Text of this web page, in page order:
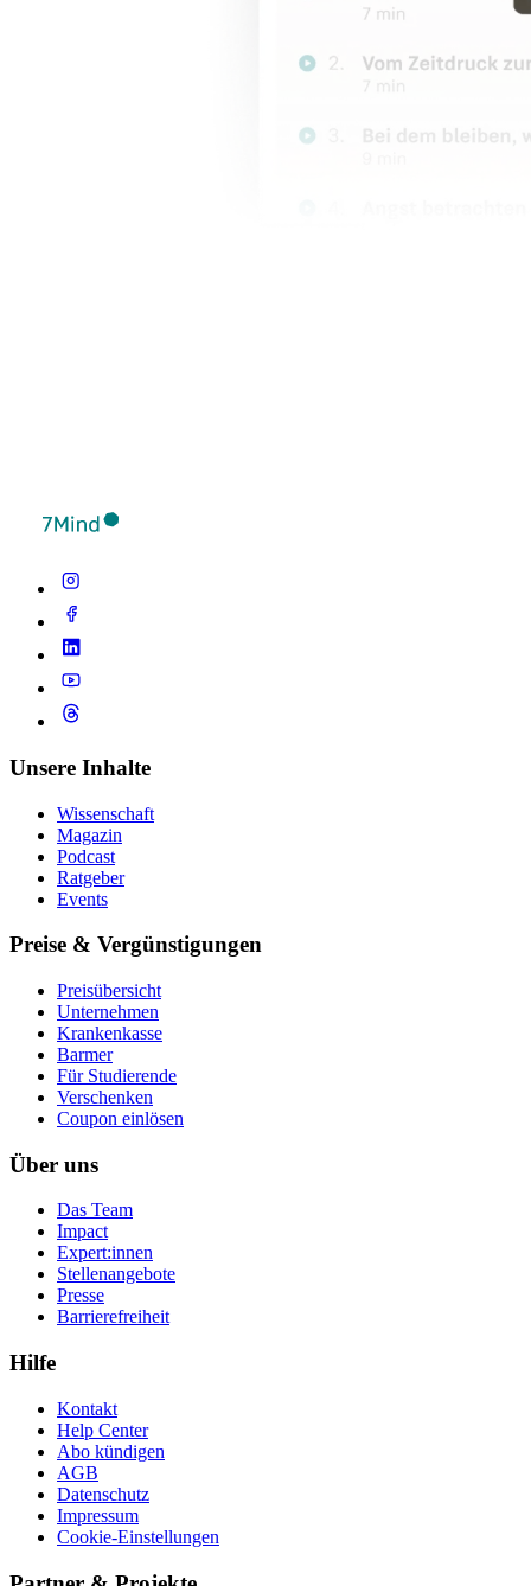
Unsere Inhalte
Wissenschaft
Magazin
Podcast
Ratgeber
Events
Preise & Vergünstigungen
Preisübersicht
Unternehmen
Krankenkasse
Barmer
Für Studierende
Ver­schen­ken
Coupon einlösen
Über uns
Das Team
Impact
Expert:innen
Stellenangebote
Presse
Barrierefreiheit
Hilfe
Kontakt
Help Center
Abo kündigen
AGB
Datenschutz
Impressum
Cookie-Einstellungen